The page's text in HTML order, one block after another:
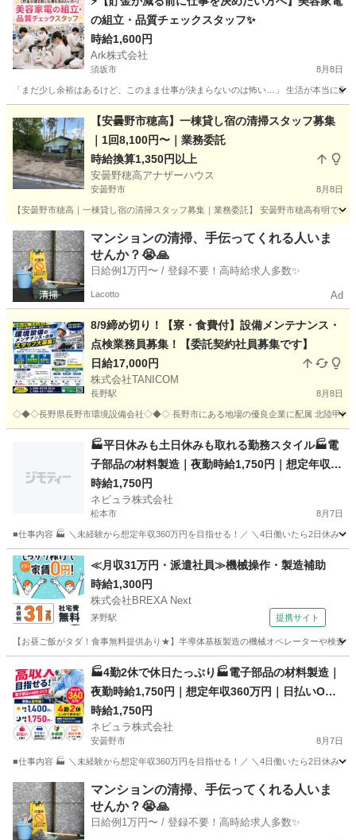
の組立・品質チェックスタッフ✨
時給1,600円
Ark株式会社
須坂市 8月8日
「まだ少し余裕はあるけど、このまま仕事が決まらないのは怖い…」 生活が本当に
工場 スタッフ
【安曇野市穂高】一棟貸し宿の清掃スタッフ募集
｜1回8,100円〜｜業務委託
時給換算1,350円以上
安曇野穂高アナザーハウス
安曇野市 8月8日
【安曇野市穂高｜一棟貸し宿の清掃スタッフ募集｜業務委託】 安曇野市穂高有明で
長野 安曇野市 清掃
マンションの清掃、手伝ってくれる人いま
せんか？😭🙏
日給例1万円〜 / 登録不要！高時給求人多数✨
Lacotto Ad
8/9締め切り！【寮・食費付】設備メンテナンス・
点検業務員募集！【委託契約社員募集です】
日給17,000円
株式会社TANICOM
長野駅 8月8日
◇◆◇長野県長野市環境設備会社◇◆◇ 長野市にある地場の優良企業に配属 北陸甲信越
長野駅 軽作業 スタッフ
🏭平日休みも土日休みも取れる勤務スタイル🏭電
子部品の材料製造｜夜勤時給1,750円｜想定年収36
0万円｜日払いOK｜4勤2休｜長野県安曇野市【14
1106】
時給1,750円
ネビュラ株式会社
松本市 8月7日
■仕事内容 🏭 ＼未経験から想定年収360万円を目指せる！／ ＼4日働いたら2日休み
長野 松本市 軽作業 4勤2休
≪月収31万円・派遣社員≫機械操作・製造補助
時給1,300円
株式会社BREXA Next
茅野駅 提携サイト
【お昼ご飯がタダ！食事無料提供あり★】半導体基板製造の機械オペレーターや検
茅野駅 その他
🏭4勤2休で休日たっぷり🏭電子部品の材料製造｜
夜勤時給1,750円｜想定年収360万円｜日払いOK
｜4勤2休｜長野県安曇野市【141106】
時給1,750円
ネビュラ株式会社
安曇野市 8月7日
■仕事内容 🏭 ＼未経験から想定年収360万円を目指せる！／ ＼4日働いたら2日休み
長野 安曇野市 軽作業 4勤2休
マンションの清掃、手伝ってくれる人いま
せんか？😭🙏
日給例1万円〜 / 登録不要！高時給求人多数✨